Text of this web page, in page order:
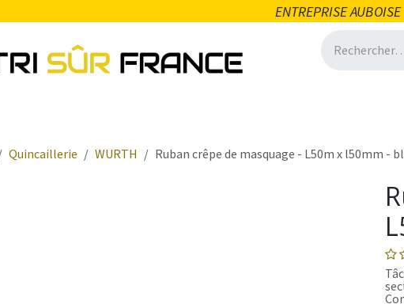
ENTREPRISE AUBOISE
Quincaillerie WURTH Ruban crêpe de masquage - L50m x l50mm -